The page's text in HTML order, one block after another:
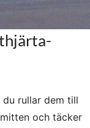
rullar dem till
och täcker